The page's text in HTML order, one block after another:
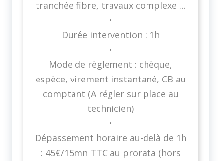
tranchée fibre, travaux complexe …
•
Durée intervention : 1h
•
Mode de règlement : chèque,
espèce, virement instantané, CB au
comptant (A régler sur place au
technicien)
•
Dépassement horaire au-delà de 1h
: 45€/15mn TTC au prorata (hors